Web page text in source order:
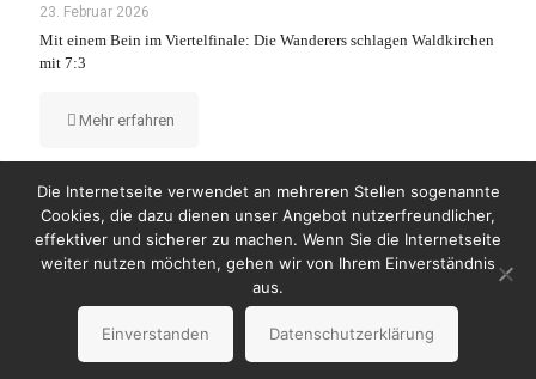
23. Februar 2026
Mit einem Bein im Viertelfinale: Die Wanderers schlagen Waldkirchen
mit 7:3
Mehr erfahren
© Copyright 2023 by Wanderers Germering
Impressum
Datenschutzerklärung
Die Internetseite verwendet an mehreren Stellen sogenannte
Cookies, die dazu dienen unser Angebot nutzerfreundlicher,
effektiver und sicherer zu machen. Wenn Sie die Internetseite
weiter nutzen möchten, gehen wir von Ihrem Einverständnis
aus.
Einverstanden Datenschutzerklärung